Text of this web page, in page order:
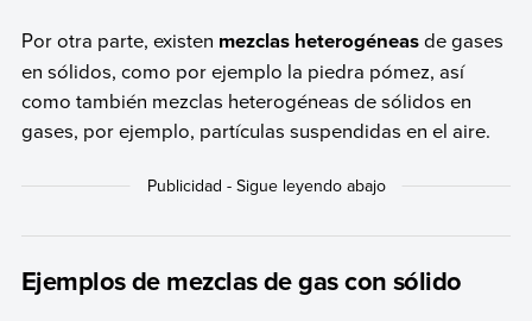
Por otra parte, existen mezclas heterogéneasde gases
en sólidos, como por ejemplo la piedra pómez, así
como también mezclas heterogéneas de sólidos en
gases, por ejemplo, partículas suspendidas en el aire.
Ejemplos de mezclas de gas con sólido